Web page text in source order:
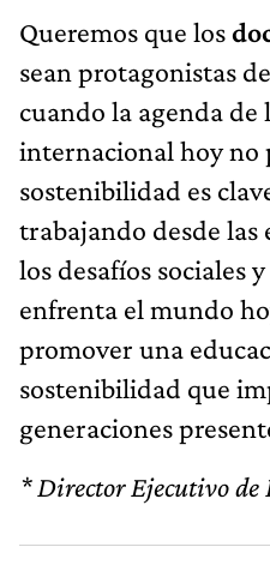
Queremos que los
sean protagonistas
cuando la agenda
internacional hoy no
sostenibilidad es
trabajando desde las
los desafíos sociales
enfrenta el mundo
promover una
sostenibilidad que
generaciones
* Director Ejecutivo